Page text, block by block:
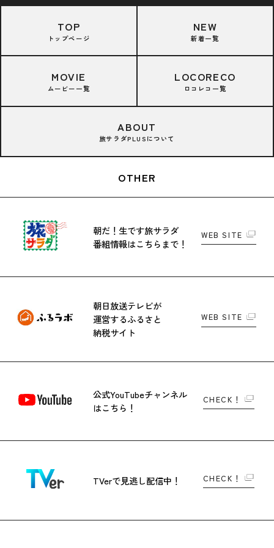
TOP
トップページ
NEW
新着一覧
MOVIE
ムービー一覧
LOCORECO
ロコレコ一覧
ABOUT
旅サラダPLUSについて
OTHER
朝だ！生です旅サラダ
番組情報はこちらまで！
WEB SITE
朝日放送テレビが
運営するふるさと
納税サイト
WEB SITE
公式YouTubeチャンネル
はこちら！
CHECK！
TVerで見逃し配信中！ CHECK！